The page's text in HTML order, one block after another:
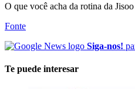
O que você acha da rotina da
Fonte
Siga-nos!
Te puede interesar